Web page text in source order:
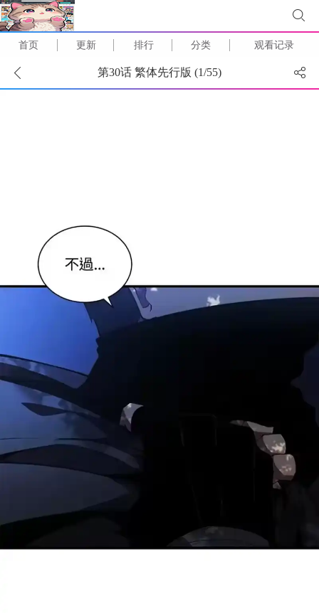
首页 更新 排行 分类 观看记录
第30话 繁体先行版 (1/55)